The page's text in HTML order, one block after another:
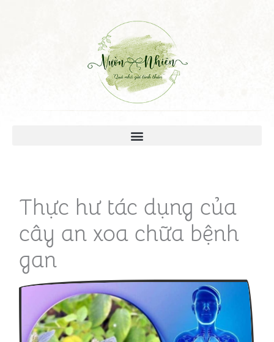
Thực hư tác dụng của
cây an xoa chữa bệnh
gan